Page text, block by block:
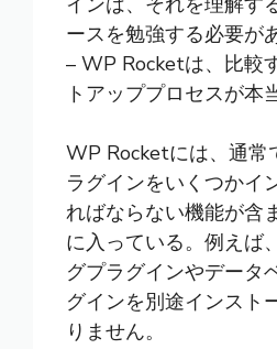
ースを勉強する必要が
– WP Rocketは、比較
トアッププロセスが本
WP Rocketには、通常
ラグインをいくつかイ
ればならない機能が含
に入っている。例えば
グプラグインやデータ
グインを別途インスト
りません。